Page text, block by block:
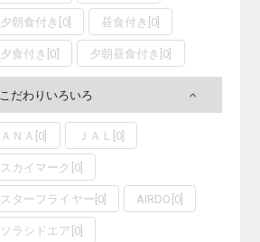
夕朝食付き [0] 昼食付き [0]
夕食付き [0] 夕朝昼食付き [0]
こだわりいろいろ
ＡＮＡ [0] ＪＡＬ [0]
スカイマーク [0]
スターフライヤー [0] AIRDO [0]
ソラシドエア [0]